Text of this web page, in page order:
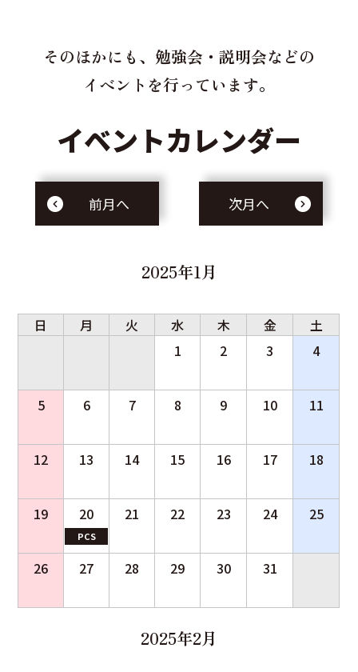
そのほかにも、勉強会・説明会などの
イベントを行っています。
イベントカレンダー
前月へ 次月へ
2025年1月
日 月 火 水 木 金
土
1
2 3 4
5 6 7 8 9 10 11
12 13 14 15 16 17 18
19 20
PCS
21 22 23 24 25
26 27 28 29 30 31
2025年2月